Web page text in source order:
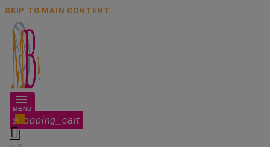
SKIP TO MAIN CONTENT
MENU
shopping_cart
0
